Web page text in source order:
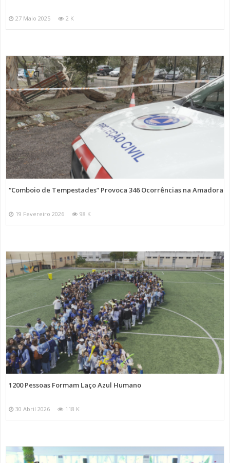
27 Maio 2025 2 K
“Comboio de Tempestades” Provoca 346 Ocorrências na Amadora
19 Fevereiro 2026 98 K
1200 Pessoas Formam Laço Azul Humano
30 Abril 2026 118 K